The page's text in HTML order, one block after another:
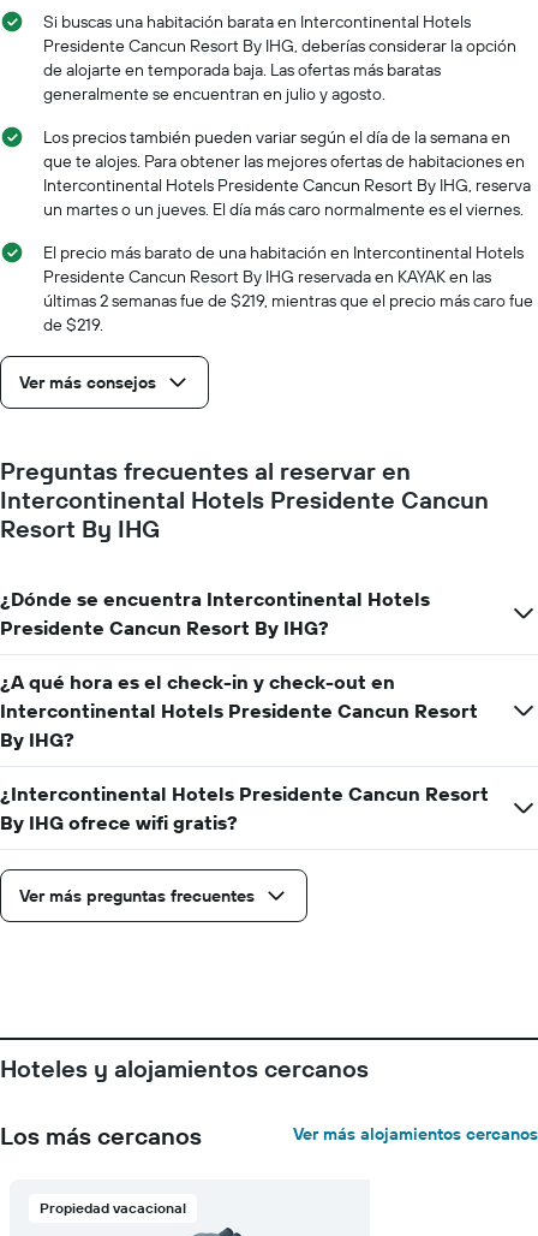
promedio
de
una
habitación
de
estadía
gráfico
muestra
eje
que
indica
cantidad
de
días
que
faltan
para
El
gráfico
muestra
1
que
indica
el
precio
promedio
de
una
habitación
Si buscas una habitación barata en Intercontinental Hotels
Presidente Cancun Resort By IHG, deberías considerar la opción
de alojarte en temporada baja. Las ofertas más baratas
generalmente se encuentran en julio y agosto.
Los precios también pueden variar según el día de la semana en
que te alojes. Para obtener las mejores ofertas de habitaciones en
Intercontinental Hotels Presidente Cancun Resort By IHG, reserva
un martes o un jueves. El día más caro normalmente es el viernes.
El precio más barato de una habitación en Intercontinental Hotels
Presidente Cancun Resort By IHG reservada en KAYAK en las
últimas 2 semanas fue de $219, mientras que el precio más caro fue
de $219.
Ver más consejos
Preguntas frecuentes al reservar en
Intercontinental Hotels Presidente Cancun
Resort By IHG
¿Dónde se encuentra Intercontinental Hotels
Presidente Cancun Resort By IHG?
¿A qué hora es el check-in y check-out en
Intercontinental Hotels Presidente Cancun Resort
By IHG?
¿Intercontinental Hotels Presidente Cancun Resort
By IHG ofrece wifi gratis?
Ver más preguntas frecuentes
Hoteles y alojamientos cercanos
Los más cercanos Ver más alojamientos cercanos
Propiedad vacacional